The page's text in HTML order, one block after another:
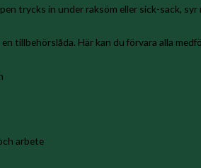
trycks in under raksöm eller sick-sack,
tillbehörslåda. Här kan du förvara alla
arbete